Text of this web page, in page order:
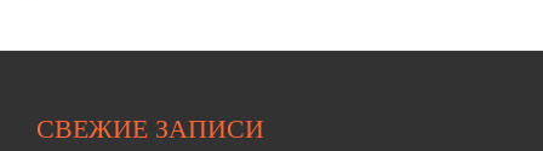
СВЕЖИЕ ЗАПИСИ